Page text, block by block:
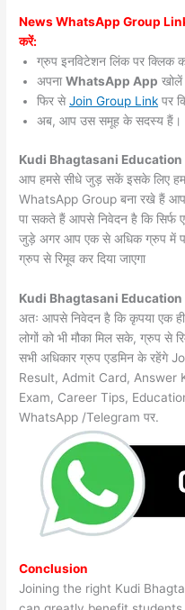
News WhatsApp Group Link
करें:
ग्रुप इनविटेशन लिंक पर क्लिक
अपनाWhatsApp App
फिर सेJoin Group Link पर
अब, आप उस समूह के सदस्य हैं।
Kudi Bhagtasani
आप हमसे सीधे जुड़ सकें इसके लिए
WhatsApp Group बना रखे हैं
पा सकते हैं आपसे निवेदन है कि
जुड़े अगर आप एक से अधिक ग्रुप में पाए
ग्रुप से रिमूव कर दिया जाएगा
Kudi Bhagtasani
अतः आपसे निवेदन है कि कृपया एक
लोगों को भी मौका मिल सके, ग्रुप
सभी अधिकार ग्रुप एडमिन के रहेंगे
Result, Admit Card, Answer
Exam, Career Tips,
WhatsApp /Telegram पर.
Conclusion
Joining the right Kudi